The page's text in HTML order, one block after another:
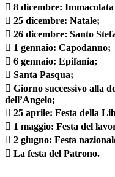
 8 dicembre:
 25 dicembre: Natale;
 26 dicembre: Santo
 1 gennaio: Capodanno;
 6 gennaio: Epifania;
 Santa Pasqua;
 Giorno successivo alla
dell’Angelo;
 25 aprile: Festa della
 1 maggio: Festa del
 2 giugno: Festa
 La festa del Patrono.